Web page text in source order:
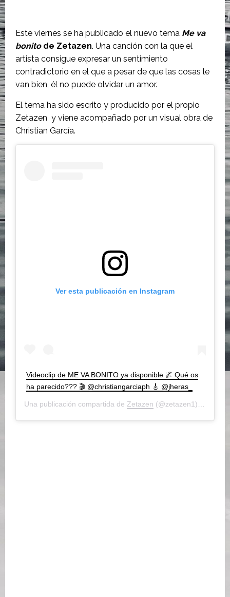
Este viernes se ha publicado el nuevo tema Me va
bonitode Zetazen. Una canción con la que el
artista consigue expresar un sentimiento
contradictorio en el que a pesar de que las cosas le
van bien, él no puede olvidar un amor.
El tema ha sido escrito y producido por el propio
Zetazen y viene acompañado por un visual obra de
Christian García.
Ver esta publicación en Instagram
Videoclip de ME VA BONITO ya disponible 🌌 Qué os
ha parecido??? 🎬 @christiangarciaph 🎸 @jheras_
Una publicación compartida de Zetazen (@zetazen1) el